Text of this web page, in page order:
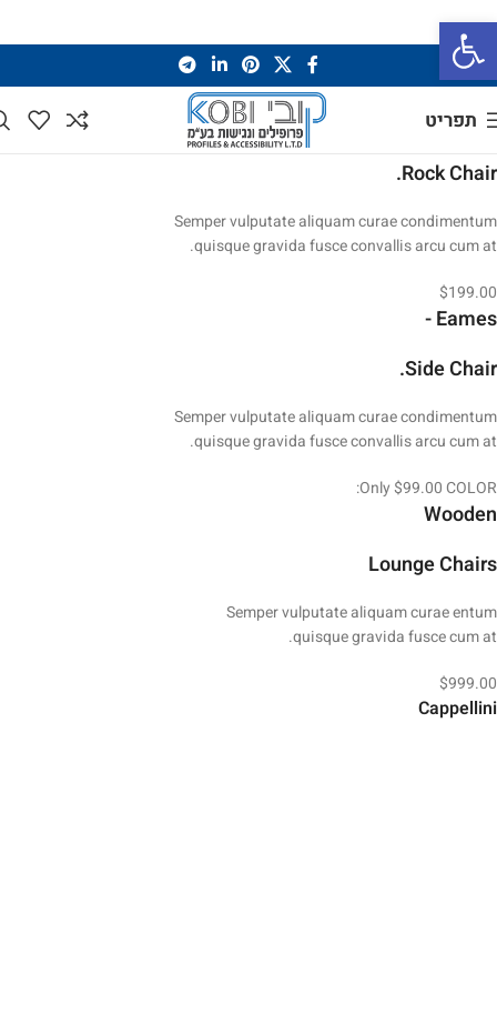
פתח סרגל נגישות
תפריט
Simple -
Rock Chair.
Semper vulputate aliquam curae condimentum
quisque gravida fusce convallis arcu cum at.
$199.00
Eames -
Side Chair.
Semper vulputate aliquam curae condimentum
quisque gravida fusce convallis arcu cum at.
Only $99.00COLOR:
Wooden
Lounge Chairs
Semper vulputate aliquam curae entum
quisque gravida fusce cum at.
$999.00
Cappellini